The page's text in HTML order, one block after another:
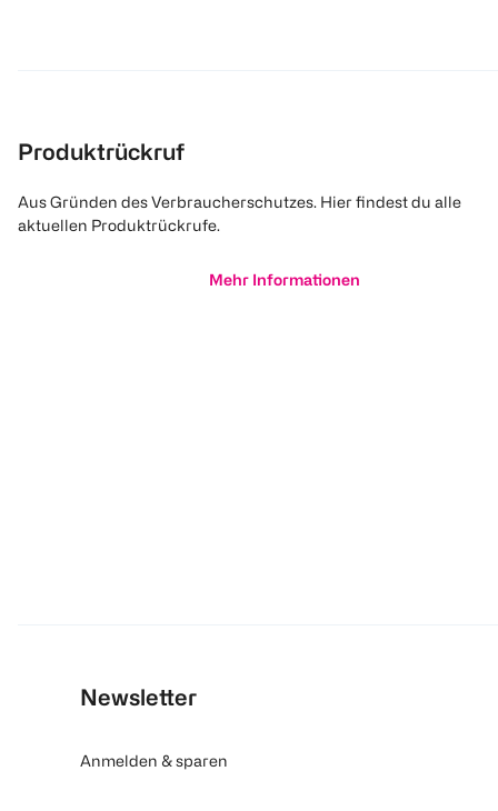
Produktrückruf
Aus Gründen des Verbraucherschutzes. Hier findest du alle
aktuellen Produktrückrufe.
Mehr Informationen
Newsletter
Anmelden & sparen